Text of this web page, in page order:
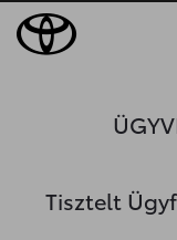
Tisztelt